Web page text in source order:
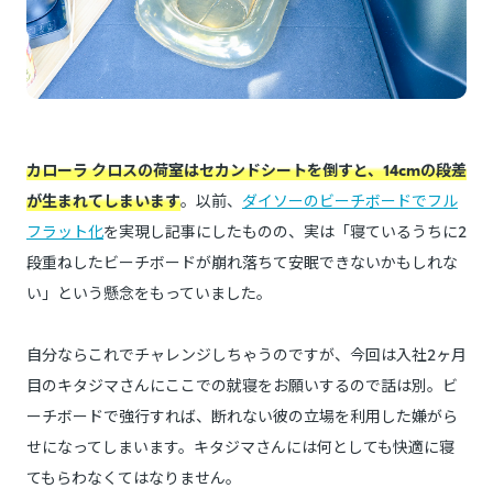
カローラ クロスの荷室はセカンドシートを倒すと、14cmの段差
が生まれてしまいます。以前、 ダイソーのビーチボードでフル
フラット化を実現し記事にしたものの、実は「寝ているうちに2
段重ねしたビーチボードが崩れ落ちて安眠できないかもしれな
い」という懸念をもっていました。
自分ならこれでチャレンジしちゃうのですが、今回は入社2ヶ月
目のキタジマさんにここでの就寝をお願いするので話は別。ビ
ーチボードで強行すれば、断れない彼の立場を利用した嫌がら
せになってしまいます。キタジマさんには何としても快適に寝
てもらわなくてはなりません。